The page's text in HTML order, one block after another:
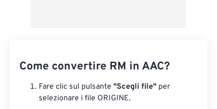
Come convertire RM in AAC?
Fare clic sul pulsante "Scegli file" per
selezionare i file ORIGINE.